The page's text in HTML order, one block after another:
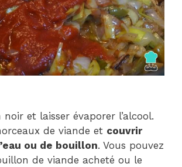
et laisser évaporer l’alcool.
de viande et couvrir
ou de bouillon. Vous pouvez
de viande acheté ou le